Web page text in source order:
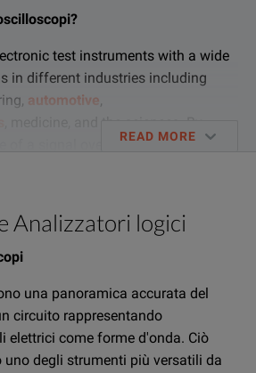
test instruments with a wide
in different industries including
automotive,
of a signal over a period of time and
(frequency, period, rise time, etc.)
(amplitude, maximum
etc.). This piece of test
such as troubleshooting,
test.
con un oscilloscopio?
READ MORE
Analizzatori logici
una panoramica accurata del
circuito rappresentando
elettrici come forme d'onda. Ciò
uno degli strumenti più versatili da